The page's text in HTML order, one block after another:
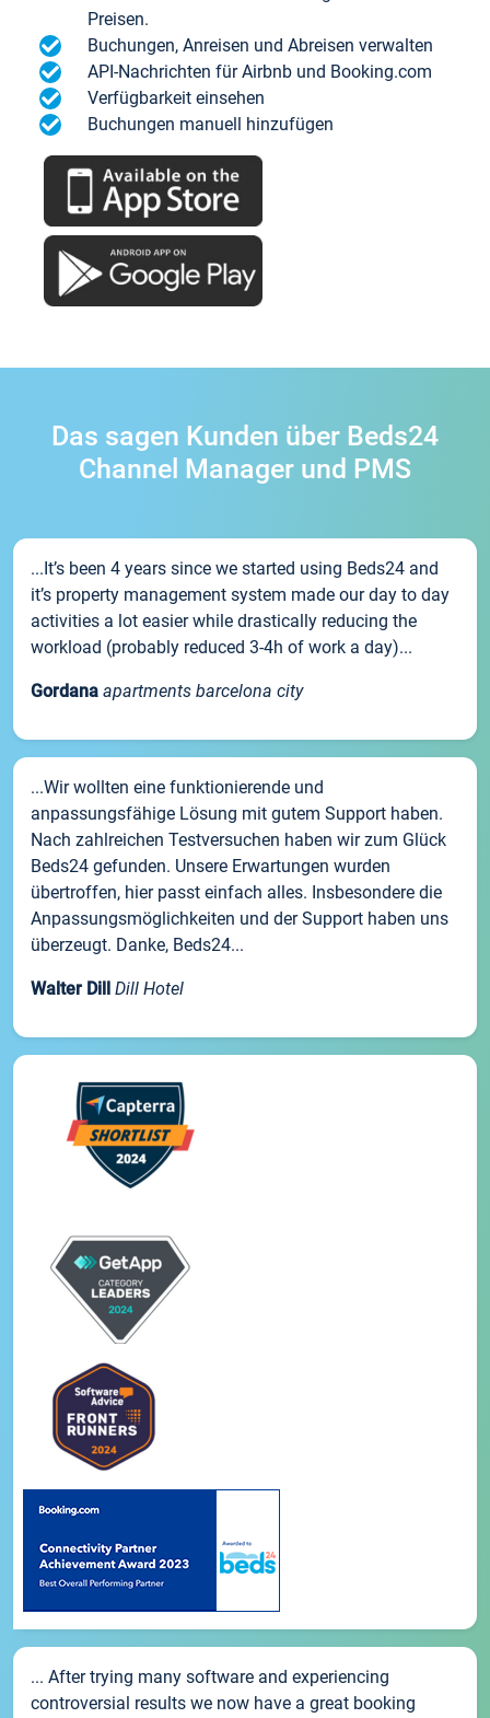
Preisen.
Buchungen, Anreisen und Abreisen verwalten
API-Nachrichten für Airbnb und Booking.com
Verfügbarkeit einsehen
Buchungen manuell hinzufügen
Das sagen Kunden über Beds24
Channel Manager und PMS
...It’s been 4 years since we started using Beds24 and
it’s property management system made our day to day
activities a lot easier while drastically reducing the
workload (probably reduced 3-4h of work a day)...
Gordana apartments barcelona city
...Wir wollten eine funktionierende und
anpassungsfähige Lösung mit gutem Support haben.
Nach zahlreichen Testversuchen haben wir zum Glück
Beds24 gefunden. Unsere Erwartungen wurden
übertroffen, hier passt einfach alles. Insbesondere die
Anpassungsmöglichkeiten und der Support haben uns
überzeugt. Danke, Beds24...
Walter Dill Dill Hotel
... After trying many software and experiencing
controversial results we now have a great booking